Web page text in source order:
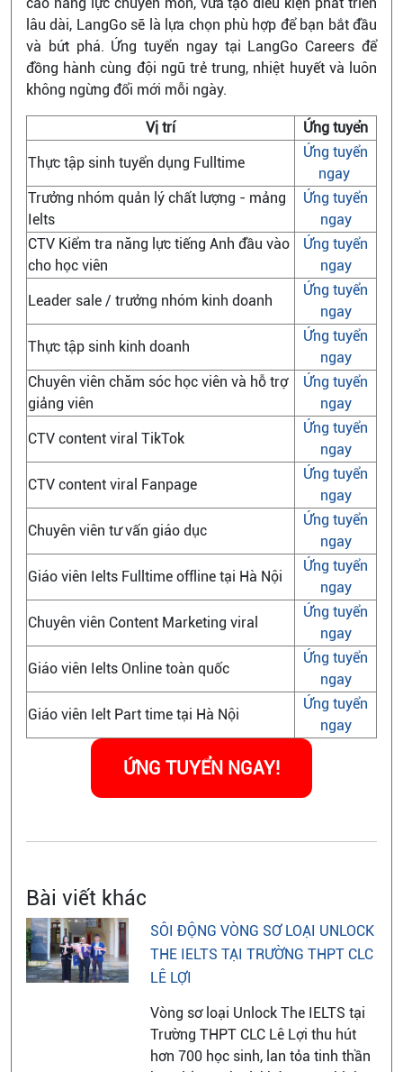
cao năng lực chuyên môn, vừa tạo điều kiện phát triển
lâu dài, LangGo sẽ là lựa chọn phù hợp để bạn bắt đầu
và bứt phá. Ứng tuyển ngay tại LangGo Careers để
đồng hành cùng đội ngũ trẻ trung, nhiệt huyết và luôn
không ngừng đổi mới mỗi ngày.
Vị trí Ứng tuyển
Thực tập sinh tuyển dụng Fulltime
Ứng tuyển
ngay
Trưởng nhóm quản lý chất lượng - mảng
Ielts
Ứng tuyển
ngay
CTV Kiểm tra năng lực tiếng Anh đầu vào
cho học viên
Ứng tuyển
ngay
Leader sale / trưởng nhóm kinh doanh
Ứng tuyển
ngay
Thực tập sinh kinh doanh
Ứng tuyển
ngay
Chuyên viên chăm sóc học viên và hỗ trợ
giảng viên
Ứng tuyển
ngay
CTV content viral TikTok
Ứng tuyển
ngay
CTV content viral Fanpage
Ứng tuyển
ngay
Chuyên viên tư vấn giáo dục
Ứng tuyển
ngay
Giáo viên Ielts Fulltime offline tại Hà Nội
Ứng tuyển
ngay
Chuyên viên Content Marketing viral
Ứng tuyển
ngay
Giáo viên Ielts Online toàn quốc
Ứng tuyển
ngay
Giáo viên Ielt Part time tại Hà Nội
Ứng tuyển
ngay
ỨNG TUYỂN NGAY!
Bài viết khác
SÔI ĐỘNG VÒNG SƠ LOẠI UNLOCK
THE IELTS TẠI TRƯỜNG THPT CLC
LÊ LỢI
Vòng sơ loại Unlock The IELTS tại
Trường THPT CLC Lê Lợi thu hút
hơn 700 học sinh, lan tỏa tinh thần